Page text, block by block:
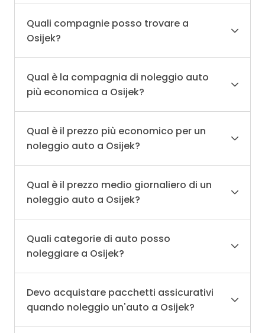
Quali compagnie posso trovare a
Osijek?
Qual è la compagnia di noleggio auto
più economica a Osijek?
Qual è il prezzo più economico per un
noleggio auto a Osijek?
Qual è il prezzo medio giornaliero di un
noleggio auto a Osijek?
Quali categorie di auto posso
noleggiare a Osijek?
Devo acquistare pacchetti assicurativi
quando noleggio un'auto a Osijek?